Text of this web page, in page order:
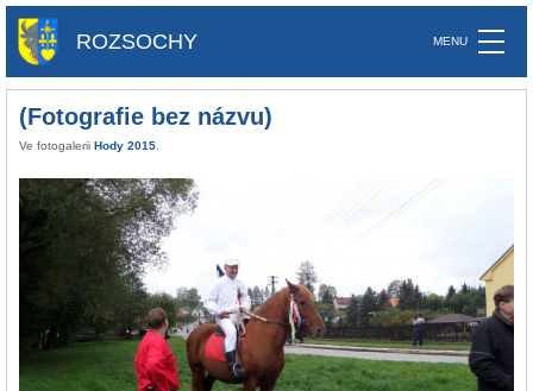
ROZSOCHY
(Fotografie bez názvu)
Ve fotogalerii Hody 2015